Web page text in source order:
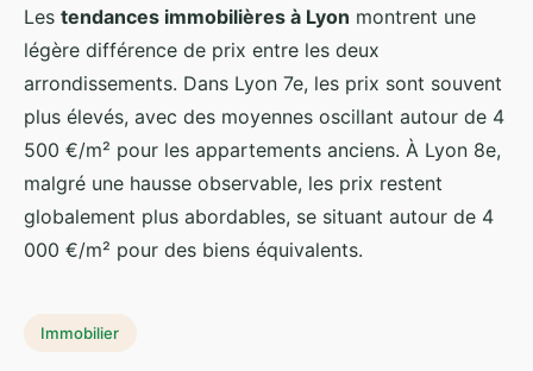
Les tendances immobilières à Lyon montrent une
légère différence de prix entre les deux
arrondissements. Dans Lyon 7e, les prix sont souvent
plus élevés, avec des moyennes oscillant autour de 4
500 €/m² pour les appartements anciens. À Lyon 8e,
malgré une hausse observable, les prix restent
globalement plus abordables, se situant autour de 4
000 €/m² pour des biens équivalents.
Immobilier